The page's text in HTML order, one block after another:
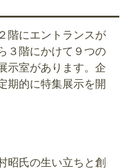
階にエントランスが
３階にかけて９つの
示室があります。企
期的に特集展示を開
昭氏の生い立ちと創